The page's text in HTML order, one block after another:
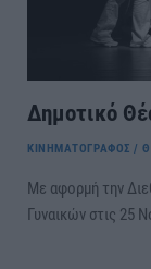
Δημοτικό
ΚΙΝΗΜΑΤΟΓΡΑΦΟΣ /
Με αφορμή την
Γυναικών στις 25